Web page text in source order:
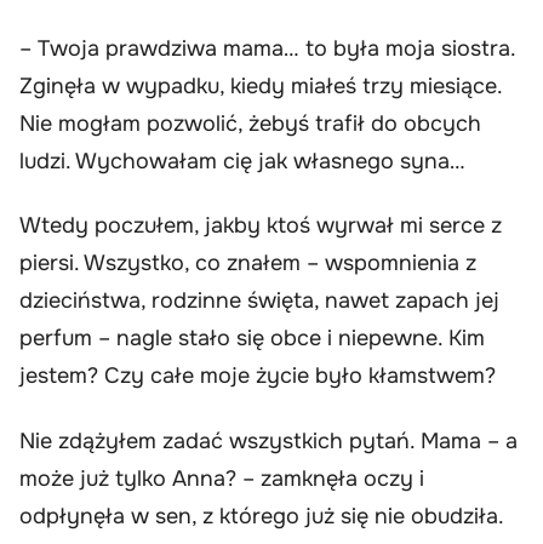
– Twoja prawdziwa mama… to była moja siostra.
Zginęła w wypadku, kiedy miałeś trzy miesiące.
Nie mogłam pozwolić, żebyś trafił do obcych
ludzi. Wychowałam cię jak własnego syna…
Wtedy poczułem, jakby ktoś wyrwał mi serce z
piersi. Wszystko, co znałem – wspomnienia z
dzieciństwa, rodzinne święta, nawet zapach jej
perfum – nagle stało się obce i niepewne. Kim
jestem? Czy całe moje życie było kłamstwem?
Nie zdążyłem zadać wszystkich pytań. Mama – a
może już tylko Anna? – zamknęła oczy i
odpłynęła w sen, z którego już się nie obudziła.